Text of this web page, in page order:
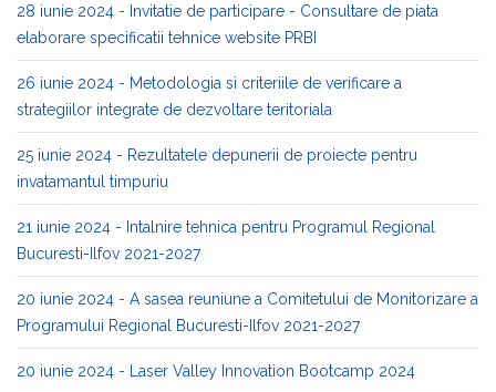
28 iunie 2024 - Invitatie de participare - Consultare de piata
elaborare specificatii tehnice website PRBI
26 iunie 2024 - Metodologia si criteriile de verificare a
strategiilor integrate de dezvoltare teritoriala
25 iunie 2024 - Rezultatele depunerii de proiecte pentru
invatamantul timpuriu
21 iunie 2024 - Intalnire tehnica pentru Programul Regional
Bucuresti-Ilfov 2021-2027
20 iunie 2024 - A sasea reuniune a Comitetului de Monitorizare a
Programului Regional Bucuresti-Ilfov 2021-2027
20 iunie 2024 - Laser Valley Innovation Bootcamp 2024